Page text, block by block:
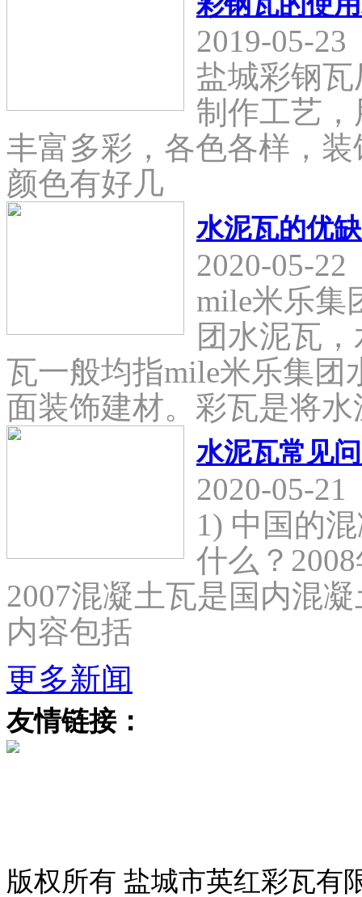
2019-05-23
盐城彩钢
制作工艺
丰富多彩，各色各样，
颜色有好几
水泥瓦的优
2020-05-22
mile米乐集
团水泥瓦
瓦一般均指mile米乐集团
面装饰建材。彩瓦是将
水泥瓦常见
2020-05-21
1) 中国的
什么？
2007混凝土瓦是国内混
内容包括
更多新闻
友情链接：
版权所有 盐城市英红彩瓦有